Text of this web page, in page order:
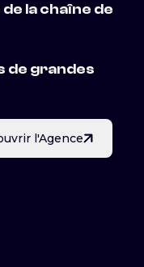
la chaîne de
de grandes
l'Agence